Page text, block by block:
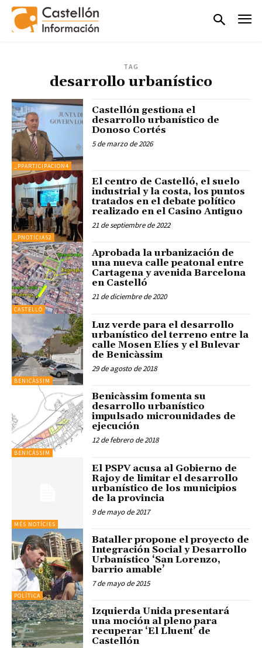
TAG
desarrollo urbanístico
_PPARTICIPACION4
Castellón gestiona el
desarrollo urbanístico de
Donoso Cortés
5 de marzo de 2026
_PNOTICIAS2
El centro de Castelló, el suelo
industrial y la costa, los puntos
tratados en el debate político
realizado en el Casino Antiguo
21 de septiembre de 2022
CASTELLÓ
Aprobada la urbanización de
una nueva calle peatonal entre
Cartagena y avenida Barcelona
en Castelló
21 de diciembre de 2020
BENICÀSSIM
Luz verde para el desarrollo
urbanístico del terreno entre la
calle Mosen Elíes y el Bulevar
de Benicàssim
29 de agosto de 2018
BENICÀSSIM
Benicàssim fomenta su
desarrollo urbanístico
impulsado microunidades de
ejecución
12 de febrero de 2018
MÉS NOTÍCIES
El PSPV acusa al Gobierno de
Rajoy de limitar el desarrollo
urbanístico de los municipios
de la provincia
9 de mayo de 2017
POLÍTICA
Bataller propone el proyecto de
Integración Social y Desarrollo
Urbanístico ‘San Lorenzo,
barrio amable’
7 de mayo de 2015
Izquierda Unida presentará
una moción al pleno para
recuperar ‘El Lluent’ de
Castellón